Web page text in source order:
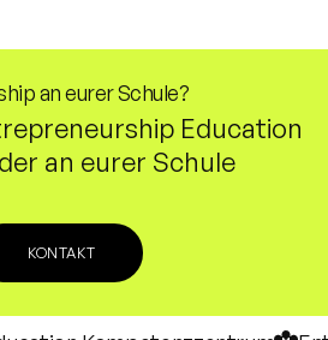
an eurer Schule?
Education
an eurer Schule
KONTAKT